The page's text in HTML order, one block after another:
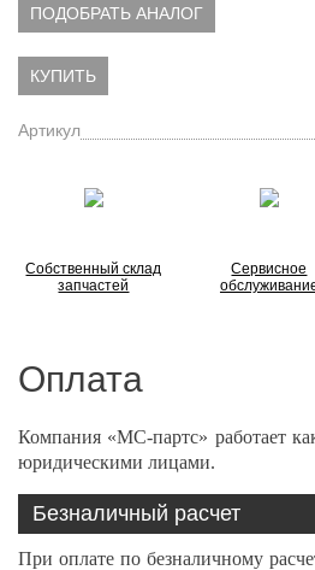
ПОДОБРАТЬ АНАЛОГ
КУПИТЬ
Артикул
Собственный склад
запчастей
Сервисное
Оплата
Компания «МС-партс» работает
юридическими лицами.
Безналичный расчет
При оплате по безналичному